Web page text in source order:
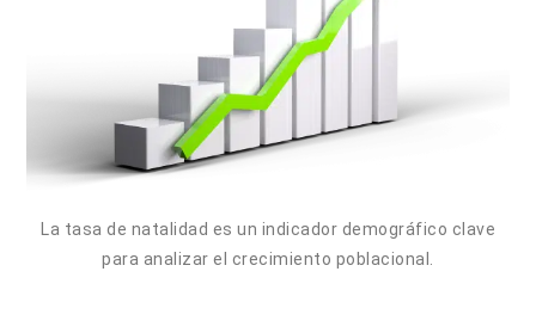
La tasa de natalidad es un indicador demográfico clave
para analizar el crecimiento poblacional.